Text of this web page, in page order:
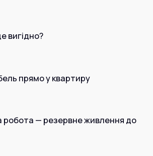
вигідно?
прямо у квартиру
робота — резервне живлення до